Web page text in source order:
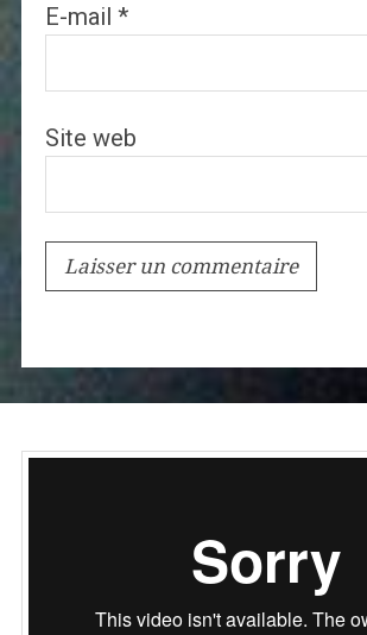
E-mail *
Site web